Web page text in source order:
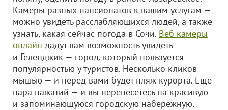
Камеры разных пансионатов к вашим услугам —
можно увидеть расслабляющихся людей, а также
узнать, какая сейчас погода в Сочи. Веб камеры
онлайн дадут вам возможность увидеть
и Геленджик — город, который пользуется
популярностью у туристов. Несколько кликов
мышью — и перед вами будет пляж курорта. Еще
пара нажатий — и вы перенесетесь на красивую
и запоминающуюся городскую набережную.